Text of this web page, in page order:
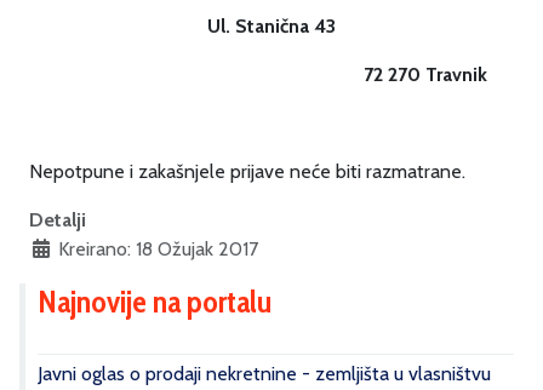
Ul. Stanična 43
72 270 Travnik
Nepotpune i zakašnjele prijave neće biti razmatrane.
Detalji
Kreirano: 18 Ožujak 2017
Najnovije na portalu
Javni oglas o prodaji nekretnine - zemljišta u vlasništvu